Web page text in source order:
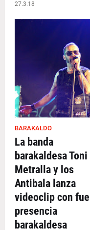
27.3.18
BARAKALDO
La banda
barakaldesa Toni
Metralla y los
Antibala lanza
videoclip con
presencia
barakaldesa